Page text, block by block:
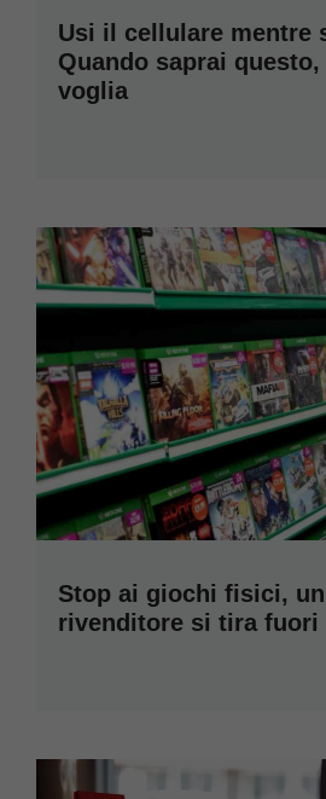
Usi il cellulare mentre
Quando saprai
voglia
Stop ai giochi fisici,
rivenditore si tira fuori